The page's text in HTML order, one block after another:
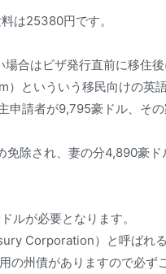
は25380円です。
合はビザ発行直前に移住
といういう移民向けの英
申請者が9,795豪ドル、そ
免除され、妻の分4,890豪
ルが必要となります。
Corporation）と呼ばれ
州債がありますので必ず